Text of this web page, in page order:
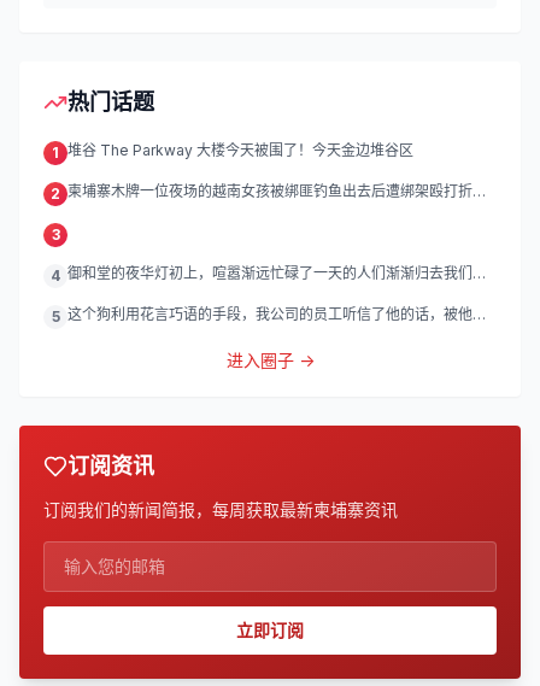
热门话题
1 堆谷 The Parkway 大楼今天被围了！今天金边堆谷区
2 柬埔寨木牌一位夜场的越南女孩被绑匪钓鱼出去后遭绑架殴打折
3
4 御和堂的夜华灯初上，喧嚣渐远忙碌了一天的人们渐渐归去我们的
5 这个狗利用花言巧语的手段，我公司的员工听信了他的话，被他带
进入圈子 →
订阅资讯
订阅我们的新闻简报，每周获取最新柬埔寨资讯
立即订阅